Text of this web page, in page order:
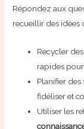
Répondez aux
recueillir des idées
Recycler
rapides
Planifier
fidéliser et
Utiliser les